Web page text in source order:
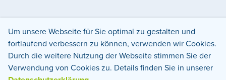
Weitere Center in:
Deutschland
Baden-Württemberg
Datenschutz
Um unsere Webseite für Sie optimal zu gestalten und
fortlaufend verbessern zu können, verwenden wir Cookies.
Durch die weitere Nutzung der Webseite stimmen Sie der
Verwendung von Cookies zu. Details finden Sie in unserer